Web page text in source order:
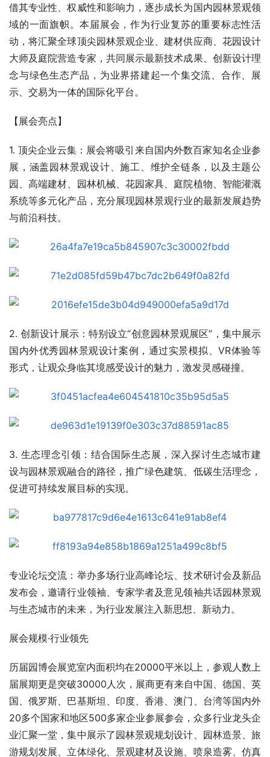
借其专业性、权威性和影响力，逐步成长为国内园林景观领
域的一面旗帜。本届展会，作为行业复苏的重要标志性活
动，将汇聚全球顶尖园林景观企业、建材供应商、花园设计
大师及庭院营造专家，共同展示最新技术成果、创新设计理
念与绿色生态产品，为业界搭建起一个集交流、合作、展
示、交易为一体的国际化平台。
【展会亮点】
1. 顶尖企业云集：展会将吸引来自国内外数百家知名企业参
展，涵盖园林景观设计、施工、维护全链条，以及主题公
园、高端建材、园林机械、花园家具、庭院植物、智能灌溉
系统等多元化产品，充分展现园林景观行业的最新发展趋势
与前沿科技。
2. 创新设计展示：特别设立“创意园林景观展区”，集中展示
国内外优秀园林景观设计案例，通过实景模拟、VR体验等
形式，让观众身临其境感受设计的魅力，激发灵感碰撞。
3. 生态理念引领：结合国际生态展，深入探讨生态城市建
设与园林景观融合的路径，推广绿色建筑、低碳生活理念，
促进可持续发展目标的实现。
专业论坛交流：举办多场行业高峰论坛、技术研讨会及新品
发布会，邀请行业领袖、专家学者及意见领袖共话园林景观
与生态城市的未来，为行业发展注入新思想、新动力。
展会规模·行业领先
历届园博会展览室内面积均在20000平米以上，参观人数上
届展期更是突破30000人次，展商更有来自中国、德国、英
国、俄罗斯、巴基斯坦、印度、香港、澳门、台湾等国内外
20多个国家和地区500多家企业参展参会，众多行业龙头企
业汇聚一堂，集中展示了园林景观规划设计、园林造景、旅
游规划发展、立体绿化、景观建材及设施、喷泉造雾、仿真